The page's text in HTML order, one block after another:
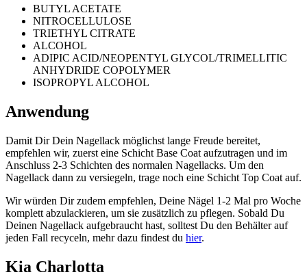
BUTYL ACETATE
NITROCELLULOSE
TRIETHYL CITRATE
ALCOHOL
ADIPIC ACID/NEOPENTYL GLYCOL/TRIMELLITIC
ANHYDRIDE COPOLYMER
ISOPROPYL ALCOHOL
Anwendung
Damit Dir Dein Nagellack möglichst lange Freude bereitet,
empfehlen wir, zuerst eine Schicht Base Coat aufzutragen und im
Anschluss 2-3 Schichten des normalen Nagellacks. Um den
Nagellack dann zu versiegeln, trage noch eine Schicht Top Coat auf.
Wir würden Dir zudem empfehlen, Deine Nägel 1-2 Mal pro Woche
komplett abzulackieren, um sie zusätzlich zu pflegen. Sobald Du
Deinen Nagellack aufgebraucht hast, solltest Du den Behälter auf
jeden Fall recyceln, mehr dazu findest du hier.
Kia Charlotta